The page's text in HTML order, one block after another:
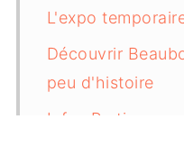
L'expo
Découvrir
peu d'histoire
Infos Pratiques :